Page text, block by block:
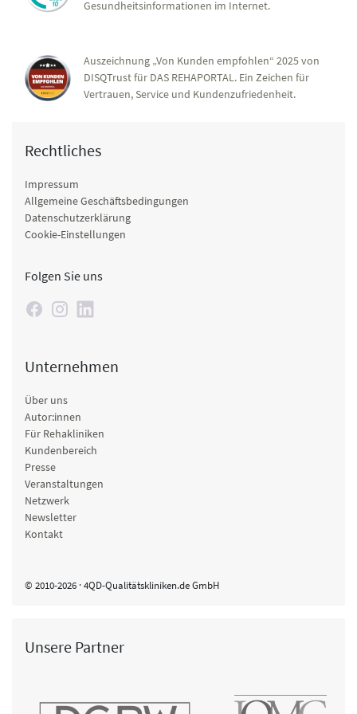
Gesundheitsinformationen im Internet.
Auszeichnung „Von Kunden empfohlen“ 2025 von
DISQTrust für DAS REHAPORTAL. Ein Zeichen für
Vertrauen, Service und Kundenzufriedenheit.
Rechtliches
Impressum
Allgemeine Geschäftsbedingungen
Datenschutzerklärung
Cookie-Einstellungen
Folgen Sie uns
Unternehmen
Über uns
Autor:innen
Für Rehakliniken
Kundenbereich
Presse
Veranstaltungen
Netzwerk
Newsletter
Kontakt
© 2010-2026 · 4QD-Qualitätskliniken.de GmbH
Unsere Partner